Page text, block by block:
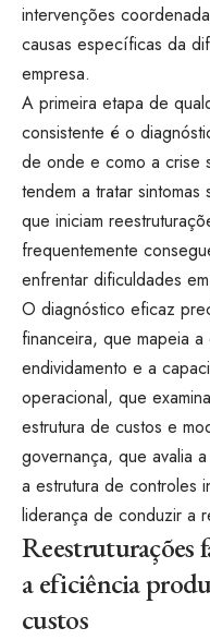
intervenções
causas específicas da
empresa.
A primeira etapa de
consistente é o
de onde e como a crise
tendem a tratar sintomas
que iniciam
frequentemente
enfrentar dificuldades
O diagnóstico eficaz
financeira, que mapeia
endividamento e a
operacional, que
estrutura de custos e
governança, que avalia
a estrutura de controles
liderança de conduzir a
Reestruturações
a eficiência
custos